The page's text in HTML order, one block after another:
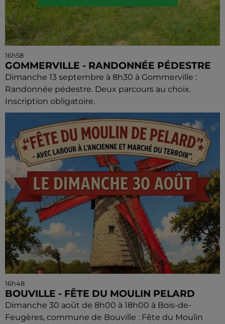
16h58
GOMMERVILLE - RANDONNÉE PÉDESTRE
Dimanche 13 septembre à 8h30 à Gommerville :
Randonnée pédestre. Deux parcours au choix.
Inscription obligatoire.
16h48
BOUVILLE - FÊTE DU MOULIN PELARD
Dimanche 30 août de 8h00 à 18h00 à Bois-de-
Feugères, commune de Bouville : Fête du Moulin